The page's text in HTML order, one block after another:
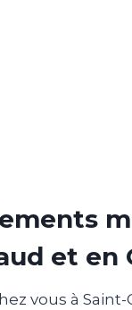
et en
vous à Saint-